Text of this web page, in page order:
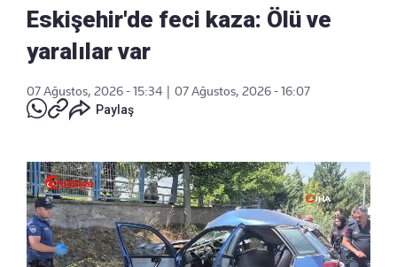
Eskişehir'de feci kaza: Ölü ve
yaralılar var
07 Ağustos, 2026 - 15:34
07 Ağustos, 2026 - 16:07
Paylaş